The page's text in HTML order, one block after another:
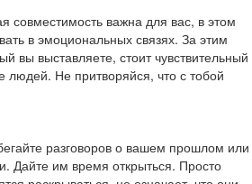
совместимость важна для вас, в этом
в эмоциональных связях. За этим
вы выставляете, стоит чувствительный
людей. Не притворяйся, что с тобой
разговоров о вашем прошлом или
Дайте им время открыться. Просто